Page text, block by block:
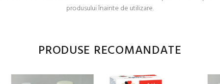
produsului înainte de utilizare.
PRODUSE RECOMANDATE